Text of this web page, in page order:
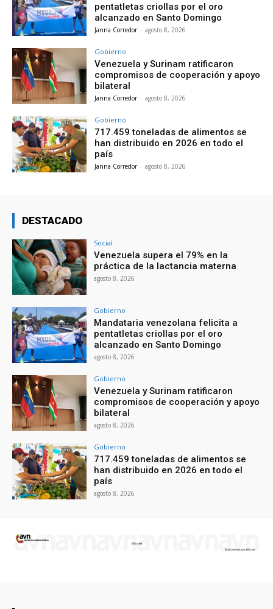
pentatletas criollas por el oro
alcanzado en Santo Domingo
Janna Corredor - agosto 8, 2026
Gobierno
Venezuela y Surinam ratificaron
compromisos de cooperación y apoyo
bilateral
Janna Corredor - agosto 8, 2026
Gobierno
717.459 toneladas de alimentos se
han distribuido en 2026 en todo el
país
Janna Corredor - agosto 8, 2026
DESTACADO
Social
Venezuela supera el 79% en la
práctica de la lactancia materna
agosto 8, 2026
Gobierno
Mandataria venezolana felicita a
pentatletas criollas por el oro
alcanzado en Santo Domingo
agosto 8, 2026
Gobierno
Venezuela y Surinam ratificaron
compromisos de cooperación y apoyo
bilateral
agosto 8, 2026
Gobierno
717.459 toneladas de alimentos se
han distribuido en 2026 en todo el
país
agosto 8, 2026